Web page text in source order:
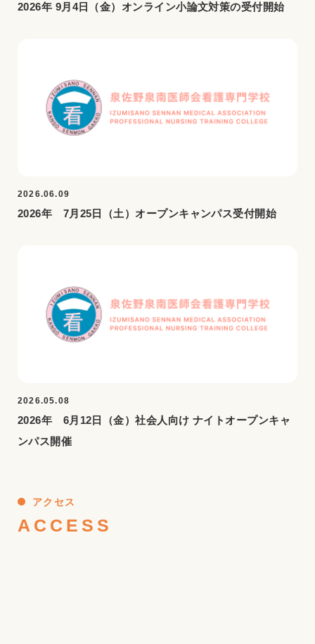
2026年 9月4日（金）オンライン小論文対策の受付開始
2026.06.09
2026年 7月25日（土）オープンキャンパス受付開始
2026.05.08
2026年 6月12日（金）社会人向け ナイトオープンキャ
ンパス開催
アクセス
ACCESS